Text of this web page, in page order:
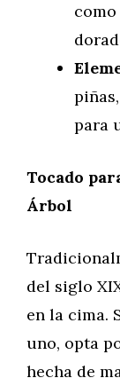
para
Tocado
Árbol
del siglo
en la cima.
uno, opta
hecha de